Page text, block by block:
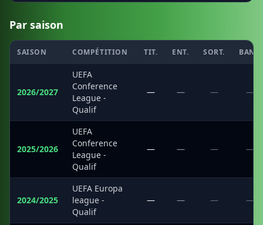
Par saison
SAISON COMPÉTITION TIT. ENT. SORT. BANC
2026/2027
UEFA
Conference
League -
Qualif
— — — —
2025/2026
UEFA
Conference
League -
Qualif
— — — —
2024/2025
UEFA Europa
league -
Qualif
— — — —